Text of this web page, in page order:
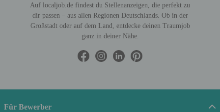
Auf localjob.de findest du Stellenanzeigen, die perfekt zu
dir passen – aus allen Regionen Deutschlands. Ob in der
Großstadt oder auf dem Land, entdecke deinen Traumjob
ganz in deiner Nähe.
Für Bewerber